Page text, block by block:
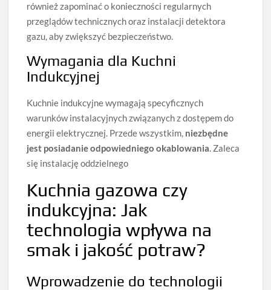
również zapominać o konieczności regularnych
przeglądów technicznych oraz instalacji detektora
gazu, aby zwiększyć bezpieczeństwo.
Wymagania dla Kuchni
Indukcyjnej
Kuchnie indukcyjne wymagają specyficznych
warunków instalacyjnych związanych z dostępem do
energii elektrycznej. Przede wszystkim, niezbędne
jest posiadanie odpowiedniego okablowania. Zaleca
się instalację oddzielnego
Kuchnia gazowa czy
indukcyjna: Jak
technologia wpływa na
smak i jakość potraw?
Wprowadzenie do technologii